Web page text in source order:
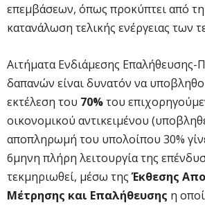
επεμβάσεων, όπως προκύπτει από
κατανάλωση τελικής ενέργειας των
Αιτήματα Ενδιάμεσης Επαλήθευσης-
δαπανών είναι δυνατόν να
εκτέλεση του 70%του
οικονομικού αντικειμένου
αποπληρωμή του υπολοίπου 30%
6μηνη πλήρη λειτουργία της
τεκμηριωθεί, μέσω τηςΈκθεσης
Μέτρησης και Επαλήθευσης η